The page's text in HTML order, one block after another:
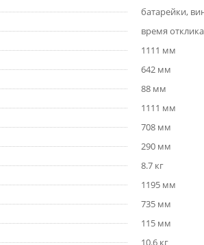
батарейки,
время
1111 мм
642 мм
88 мм
1111 мм
708 мм
290 мм
8.7 кг
1195 мм
735 мм
115 мм
10.6 кг